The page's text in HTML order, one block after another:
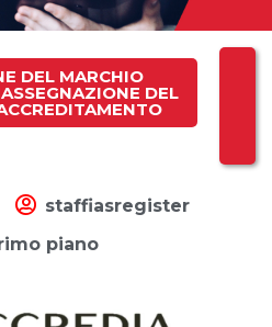
DEL MARCHIO
DEL
staffiasregister
piano